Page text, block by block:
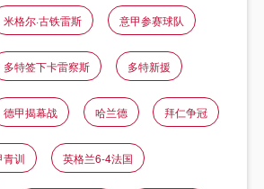
米格尔·古铁雷斯 意甲参赛球队
多特签下卡雷察斯 多特新援
德甲揭幕战 哈兰德 拜仁争冠
青训 英格兰6-4法国